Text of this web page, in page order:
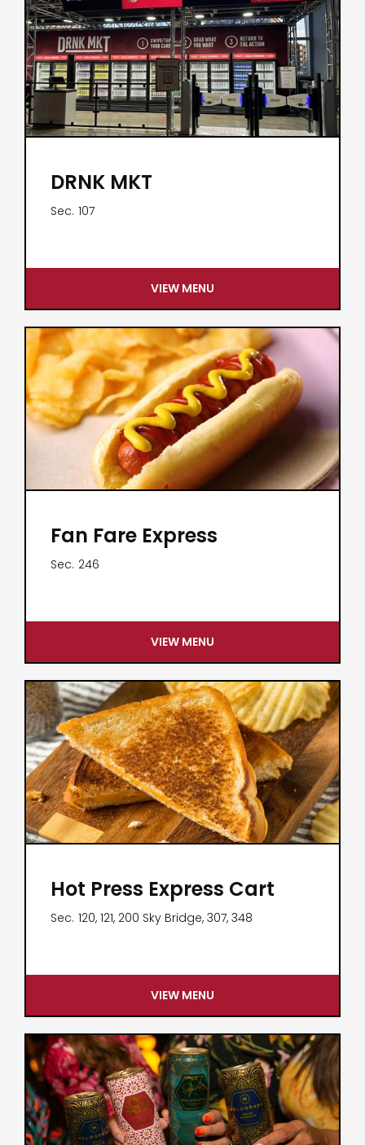
DRNK MKT
Sec. 107
VIEW MENU
Fan Fare Express
Sec. 246
VIEW MENU
Hot Press Express Cart
Sec. 120, 121, 200 Sky Bridge, 307, 348
VIEW MENU